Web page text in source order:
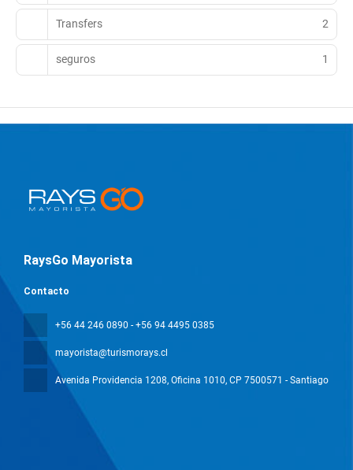
Transfers 2
seguros 1
RaysGo Mayorista
Contacto
+56 44 246 0890 - +56 94 4495 0385
mayorista@turismorays.cl
Avenida Providencia 1208, Oficina 1010, CP 7500571 - Santiago